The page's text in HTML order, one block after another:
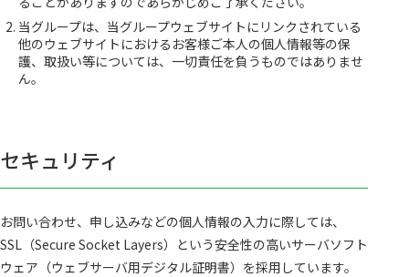
当グループは、当グループウェブサイトにリンクされている
他のウェブサイトにおけるお客様ご本人の個人情報等の保
護、取扱い等については、一切責任を負うものではありませ
ん。
セキュリティ
お問い合わせ、申し込みなどの個人情報の入力に際しては、
SSL（Secure Socket Layers）という安全性の高いサーバソフト
ウェア（ウェブサーバ用デジタル証明書）を採用しています。